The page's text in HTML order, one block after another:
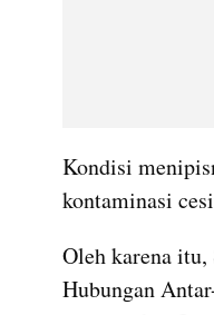
Kondisi
kontaminasi
Oleh karena
Hubungan